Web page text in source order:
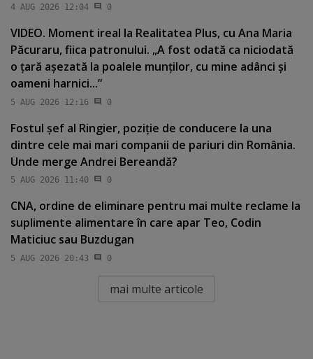
4 AUG 2026 12:04 0
VIDEO. Moment ireal la Realitatea Plus, cu Ana Maria
Păcuraru, fiica patronului. „A fost odată ca niciodată
o ţară aşezată la poalele munţilor, cu mine adânci şi
oameni harnici...”
5 AUG 2026 12:16 0
Fostul şef al Ringier, poziţie de conducere la una
dintre cele mai mari companii de pariuri din România.
Unde merge Andrei Bereandă?
5 AUG 2026 11:40 0
CNA, ordine de eliminare pentru mai multe reclame la
suplimente alimentare în care apar Teo, Codin
Maticiuc sau Buzdugan
5 AUG 2026 20:43 0
mai multe articole